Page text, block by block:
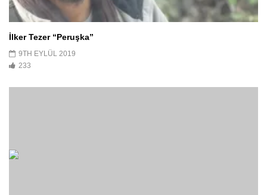
İlker Tezer “Peruşka”
9TH EYLÜL 2019
233